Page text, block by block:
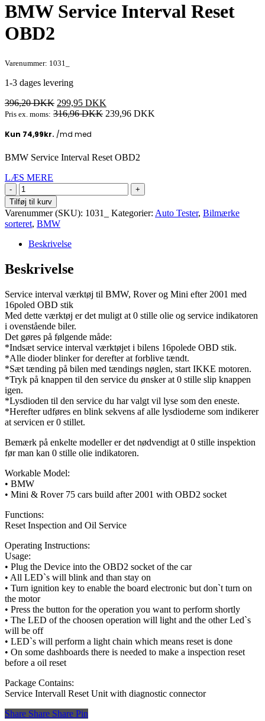
BMW Service Interval Reset
OBD2
Varenummer: 1031_
1-3 dages levering
396,20DKK Den
oprindelige
var:
299,95 DKK
aktuelle
Pris ex. moms: 316,96DKK 239,96 DKK
BMW Service Interval Reset OBD2
LÆS MERE
BMW
Service
Interval
Reset
OBD2
antal
Tilføj til kurv
Varenummer (SKU): 1031_ Kategorier: Auto Tester, Bilmærke
sorteret, BMW
Beskrivelse
Beskrivelse
Service interval værktøj til BMW, Rover og Mini efter 2001 med
16poled OBD stik
Med dette værktøj er det muligt at 0 stille olie og service indikatoren
i ovenstående biler.
Det gøres på følgende måde:
*Indsæt service interval værktøjet i bilens 16polede OBD stik.
*Alle dioder blinker for derefter at forblive tændt.
*Sæt tænding på bilen med tændings nøglen, start IKKE motoren.
*Tryk på knappen til den service du ønsker at 0 stille slip knappen
igen.
*Lysdioden til den service du har valgt vil lyse som den eneste.
*Herefter udføres en blink sekvens af alle lysdioderne som indikerer
at servicen er 0 stillet.
Bemærk på enkelte modeller er det nødvendigt at 0 stille inspektion
før man kan 0 stille olie indikatoren.
Workable Model:
• BMW
• Mini & Rover 75 cars build after 2001 with OBD2 socket
Functions:
Reset Inspection and Oil Service
Operating Instructions:
Usage:
• Plug the Device into the OBD2 socket of the car
• All LED`s will blink and than stay on
• Turn ignition key to enable the board electronic but don`t turn on
the motor
• Press the button for the operation you want to perform shortly
• The LED of the choosen operation will light and the other Led`s
will be off
• LED`s will perform a light chain which means reset is done
• On some dashboards there is needed to make a inspection reset
before a oil reset
Package Contains:
Service Intervall Reset Unit with diagnostic connector
Share
Share Share Share Pin